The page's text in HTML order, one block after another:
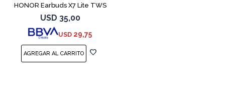
HONOR Earbuds X7 Lite TWS
White
USD 35,00
USD 29,75